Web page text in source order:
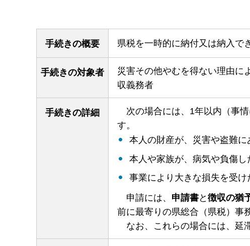
手続きの概要 県税を一時的に納付又は納入で
手続きの対象者
災害その他やむを得ない理由に
収義務者
手続きの詳細 次の場合には、1年以内（事
す。
本人の財産が、災害や盗難に
本人や家族が、病気や負傷し
事業により大きな損失を受
申請には、 申請書と 徴収の猶
前に最寄りの県総合（県税）事
なお、これらの場合には、延